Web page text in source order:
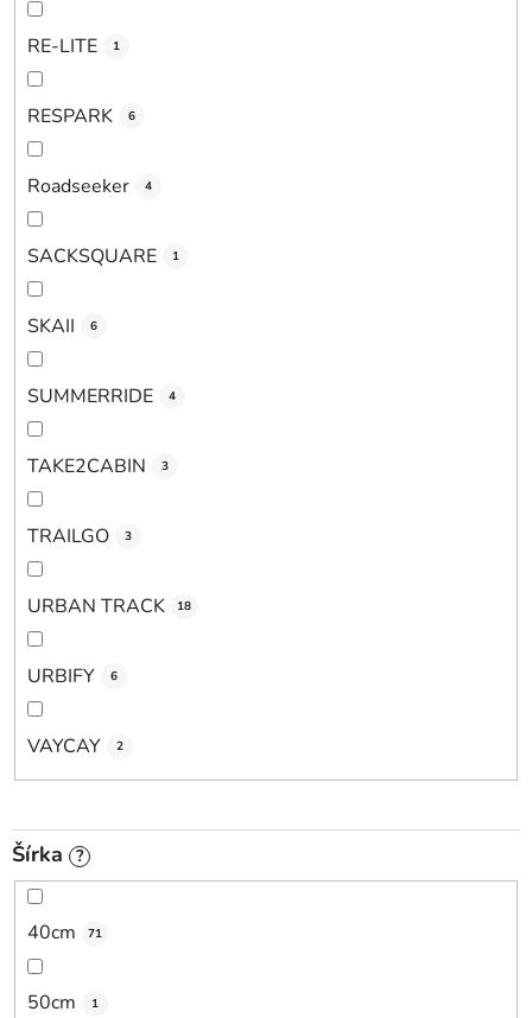
RE-LITE 1
RESPARK 6
Roadseeker 4
SACKSQUARE 1
SKAII 6
SUMMERRIDE 4
TAKE2CABIN 3
TRAILGO 3
URBAN TRACK 18
URBIFY 6
VAYCAY 2
Šírka ?
40cm 71
50cm 1